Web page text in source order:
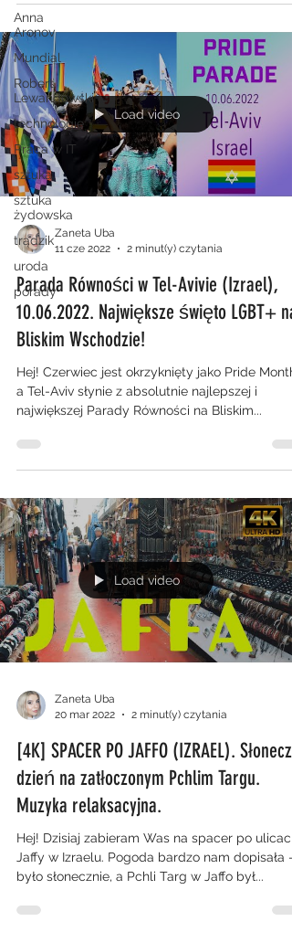
Anna
Aronov
Mundial
Robert
Lewandowski
technologie
Praca w IT
sztuka
sztuka
żydowska
trądzik
uroda
porady
Load video
Zaneta Uba
11 cze 2022
2 minut(y) czytania
Parada Równości w Tel-Avivie (Izrael),
10.06.2022. Największe święto LGBT+ na
Bliskim Wschodzie!
Hej! Czerwiec jest okrzyknięty jako Pride Month,
a Tel-Aviv słynie z absolutnie najlepszej i
największej Parady Równości na Bliskim...
Load video
Zaneta Uba
20 mar 2022
2 minut(y) czytania
[4K] SPACER PO JAFFO (IZRAEL).
dzień na zatłoczonym Pchlim Targu.
Muzyka relaksacyjna.
Hej! Dzisiaj zabieram Was na spacer po ulicach
Jaffy w Izraelu. Pogoda bardzo nam dopisała -
było słonecznie, a Pchli Targ w Jaffo był...